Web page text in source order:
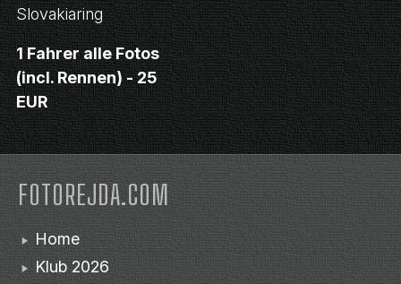
Slovakiaring
1 Fahrer alle Fotos
(incl. Rennen) - 25
EUR
FOTOREJDA.COM
Home
Klub 2026